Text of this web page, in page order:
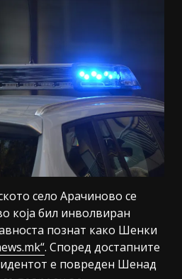
село Арачиново се
која бил инволвиран
познат како Шенки
. Според достапните
е повреден Шенад